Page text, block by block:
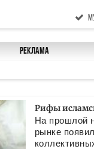
Реклама
Рифы
На прошлой
рынке